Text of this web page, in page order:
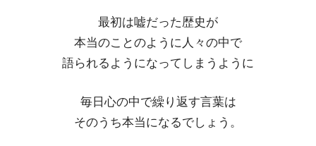
最初は嘘だった歴史が
本当のことのように人々の中で
語られるようになってしまうように
毎日心の中で繰り返す言葉は
そのうち本当になるでしょう。